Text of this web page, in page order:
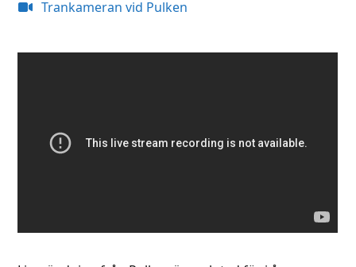
Trankameran vid Pulken